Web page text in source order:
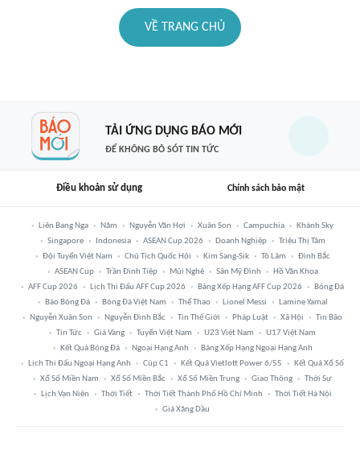
VỀ TRANG CHỦ
TẢI ỨNG DỤNG BÁO MỚI
ĐỂ KHÔNG BỎ SÓT TIN TỨC
Điều khoản sử dụng Chính sách bảo mật
Liên Bang Nga Năm Nguyễn Văn Hợi Xuân Son Campuchia
Khánh Sky
Singapore
Indonesia ASEAN Cup 2026 Doanh Nghiệp
Triệu Thị Tâm
Đội Tuyển Việt Nam
Chủ Tịch Quốc Hội Kim Sang-Sik Tô Lâm
Đình Bắc
ASEAN Cup
Trần Đình Tiệp Mũi Nghê Sân Mỹ Đình
Hồ Văn Khoa
AFF Cup 2026
Lịch Thi Đấu AFF Cup 2026 Bảng Xếp Hạng AFF Cup 2026
Bóng Đá
Báo Bóng Đá
Bóng Đá Việt Nam Thể Thao Lionel Messi
Lamine Yamal
Nguyễn Xuân Son
Nguyễn Đình Bắc Tin Thế Giới Pháp Luật Xã Hội
Tin Bão
Tin Tức
Giá Vàng Tuyển Việt Nam U23 Việt Nam
U17 Việt Nam
Kết Quả Bóng Đá
Ngoại Hạng Anh
Bảng Xếp Hạng Ngoại Hạng Anh
Lịch Thi Đấu Ngoại Hạng Anh
Cúp C1 Kết Quả Vietlott Power 6/55
Kết Quả Xổ Số
Xổ Số Miền Nam
Xổ Số Miền Bắc Xổ Số Miền Trung Giao Thông
Thời Sự
Lịch Vạn Niên
Thời Tiết Thời Tiết Thành Phố Hồ Chí Minh
Thời Tiết Hà Nội
Giá Xăng Dầu